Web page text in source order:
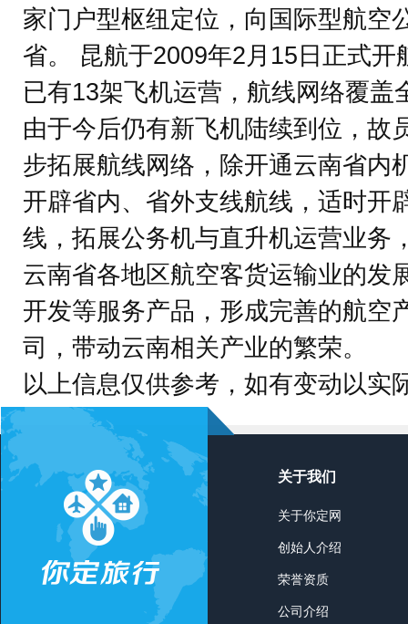
家门户型枢纽定位，向国际型航空
省。 昆航于2009年2月15日正式
已有13架飞机运营，航线网络覆
由于今后仍有新飞机陆续到位，故
步拓展航线网络，除开通云南省内
开辟省内、省外支线航线，适时开
线，拓展公务机与直升机运营业务
云南省各地区航空客货运输业的发
开发等服务产品，形成完善的航空
司，带动云南相关产业的繁荣。
以上信息仅供参考，如有变动以实
关于我们
关于你定网
创始人介绍
荣誉资质
公司介绍